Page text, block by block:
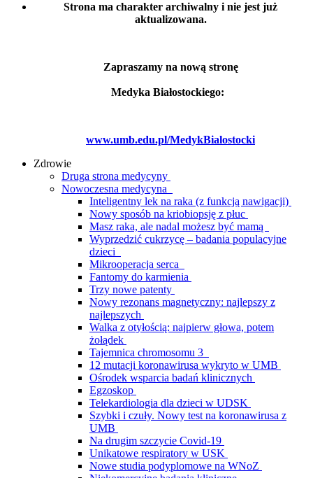
Strona ma charakter archiwalny i nie jest już
aktualizowana.
Zapraszamy na nową stronę
Medyka Białostockiego:
www.umb.edu.pl/MedykBialostocki
Zdrowie
Druga strona medycyny
Nowoczesna medycyna
Inteligentny lek na raka (z funkcją nawigacji)
Nowy sposób na kriobiopsję z płuc
Masz raka, ale nadal możesz być mamą
Wyprzedzić cukrzycę – badania populacyjne
dzieci
Mikrooperacja serca
Fantomy do karmienia
Trzy nowe patenty
Nowy rezonans magnetyczny: najlepszy z
najlepszych
Walka z otyłością: najpierw głowa, potem
żołądek
Tajemnica chromosomu 3
12 mutacji koronawirusa wykryto w UMB
Ośrodek wsparcia badań klinicznych
Egzoskop
Telekardiologia dla dzieci w UDSK
Szybki i czuły. Nowy test na koronawirusa z
UMB
Na drugim szczycie Covid-19
Unikatowe respiratory w USK
Nowe studia podyplomowe na WNoZ